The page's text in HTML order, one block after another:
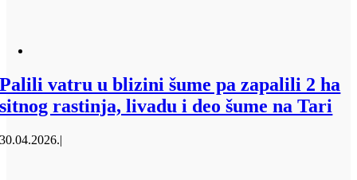
Palili vatru u blizini šume pa zapalili 2 ha
sitnog rastinja, livadu i deo šume na Tari
30.04.2026.|